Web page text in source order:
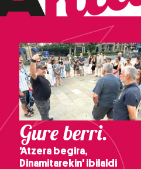
Gure berri.
'Atzera begira,
Dinamitarekin' ibilaldi